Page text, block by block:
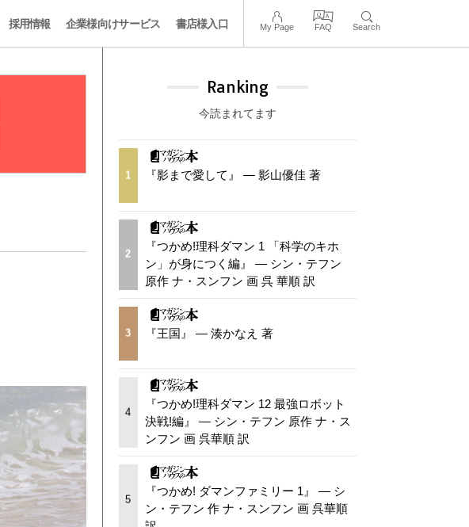
採用情報 企業様向けサービス 書店様入口 My Page FAQ Search
Ranking
今読まれてます
1 『影まで愛して』 — 影山優佳 著
2
『つかめ!理科ダマン 1 「科学のキホ
ン」が身につく編』 — シン・テフン
原作 ナ・スンフン 画 呉 華順 訳
3 『王国』 — 湊かなえ 著
4
『つかめ!理科ダマン 12 最強ロボット
決戦!編』 — シン・テフン 原作 ナ・ス
ンフン 画 呉華順 訳
5
『つかめ! ダマンファミリー 1』 — シ
ン・テフン 作 ナ・スンフン 画 呉華順